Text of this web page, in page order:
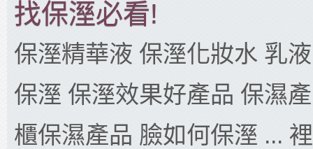
找保溼必看!
保溼精華液 保溼化妝水 乳
保溼 保溼效果好產品 保濕
櫃保濕產品 臉如何保溼 ...